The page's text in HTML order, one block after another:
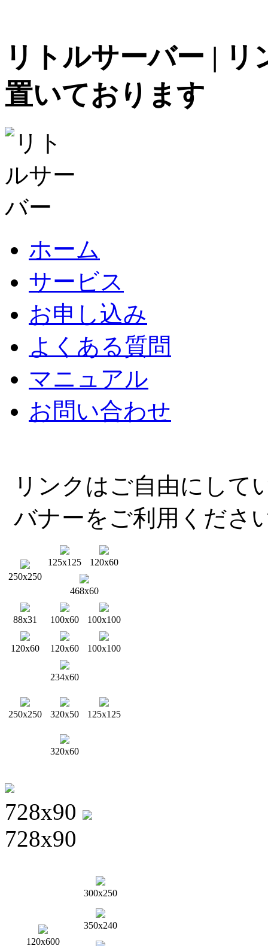
リトルサーバー |
置いております
ホーム
サービス
お申し込み
よくある質問
マニュアル
お問い合わせ
リンクはご自由にして
バナーをご利用くださ
250x250
125x125 120x60
468x60
88x31 100x60 100x100
120x60 120x60 100x100
250x250
234x60
320x50
320x60
125x125
728x90
728x90
120x600
300x250
350x240